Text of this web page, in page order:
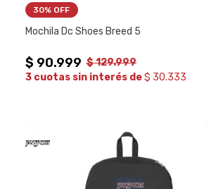
30% OFF
Mochila Dc Shoes Breed 5
$ 90.999 $129.999
3 cuotas sin interés de $ 30.333